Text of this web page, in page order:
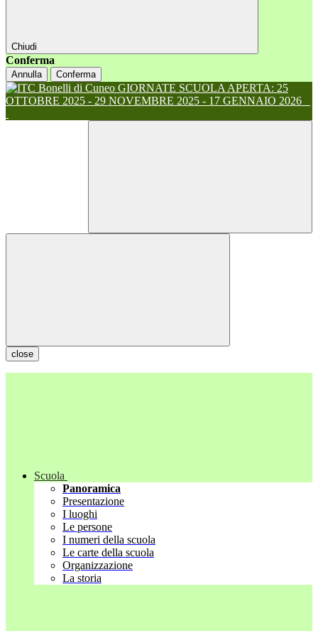
Chiudi
Conferma
Annulla Conferma
GIORNATE SCUOLA APERTA: 25
OTTOBRE 2025 - 29 NOVEMBRE 2025 - 17 GENNAIO 2026
close
Scuola
Panoramica
Presentazione
I luoghi
Le persone
I numeri della scuola
Le carte della scuola
Organizzazione
La storia